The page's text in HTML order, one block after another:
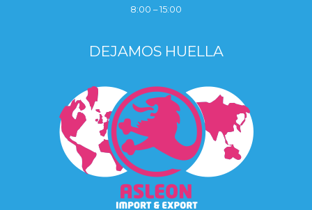
8:00 – 15:00
DEJAMOS HUELLA